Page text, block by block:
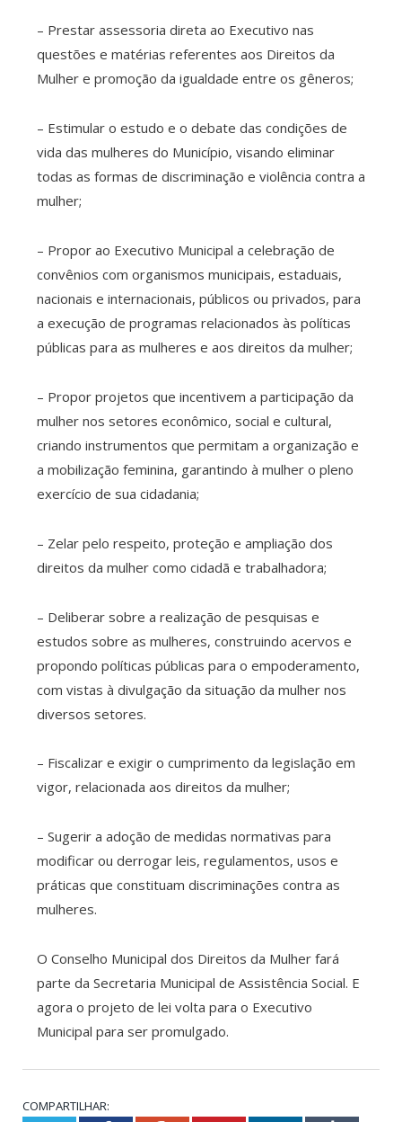
– Prestar assessoria direta ao Executivo nas
questões e matérias referentes aos Direitos da
Mulher e promoção da igualdade entre os gêneros;
– Estimular o estudo e o debate das condições de
vida das mulheres do Município, visando eliminar
todas as formas de discriminação e violência contra a
mulher;
– Propor ao Executivo Municipal a celebração de
convênios com organismos municipais, estaduais,
nacionais e internacionais, públicos ou privados, para
a execução de programas relacionados às políticas
públicas para as mulheres e aos direitos da mulher;
– Propor projetos que incentivem a participação da
mulher nos setores econômico, social e cultural,
criando instrumentos que permitam a organização e
a mobilização feminina, garantindo à mulher o pleno
exercício de sua cidadania;
– Zelar pelo respeito, proteção e ampliação dos
direitos da mulher como cidadã e trabalhadora;
– Deliberar sobre a realização de pesquisas e
estudos sobre as mulheres, construindo acervos e
propondo políticas públicas para o empoderamento,
com vistas à divulgação da situação da mulher nos
diversos setores.
– Fiscalizar e exigir o cumprimento da legislação em
vigor, relacionada aos direitos da mulher;
– Sugerir a adoção de medidas normativas para
modificar ou derrogar leis, regulamentos, usos e
práticas que constituam discriminações contra as
mulheres.
O Conselho Municipal dos Direitos da Mulher fará
parte da Secretaria Municipal de Assistência Social. E
agora o projeto de lei volta para o Executivo
Municipal para ser promulgado.
COMPARTILHAR: